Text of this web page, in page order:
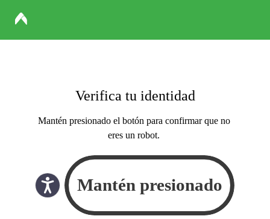
Verifica tu identidad
Mantén presionado el botón para confirmar que no
eres un robot.